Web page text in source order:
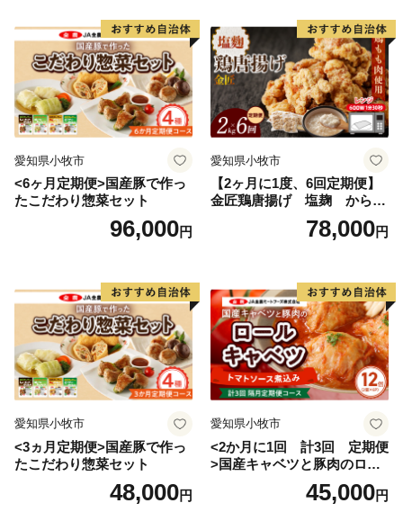
愛知県小牧市
<6ヶ月定期便>国産豚で作っ
たこだわり惣菜セット
96,000円
愛知県小牧市
【2ヶ月に1度、6回定期便】
金匠鶏唐揚げ 塩麹 からあ
78,000円
愛知県小牧市
<3ヵ月定期便>国産豚で作っ
たこだわり惣菜セット
48,000円
愛知県小牧市
<2か月に1回 計3回 定期便
>国産キャベツと豚肉のロー
ルキャベツ（6P入り）
45,000円